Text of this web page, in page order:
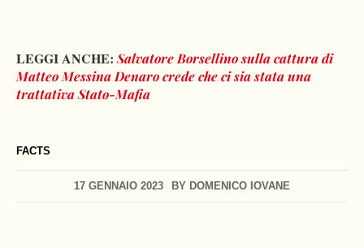
FACTS
17 GENNAIO 2023 BY DOMENICO IOVANE
LEGGI ANCHE: Salvatore Borsellino sulla cattura di
Matteo Messina Denaro crede che ci sia stata una
trattativa Stato-Mafia